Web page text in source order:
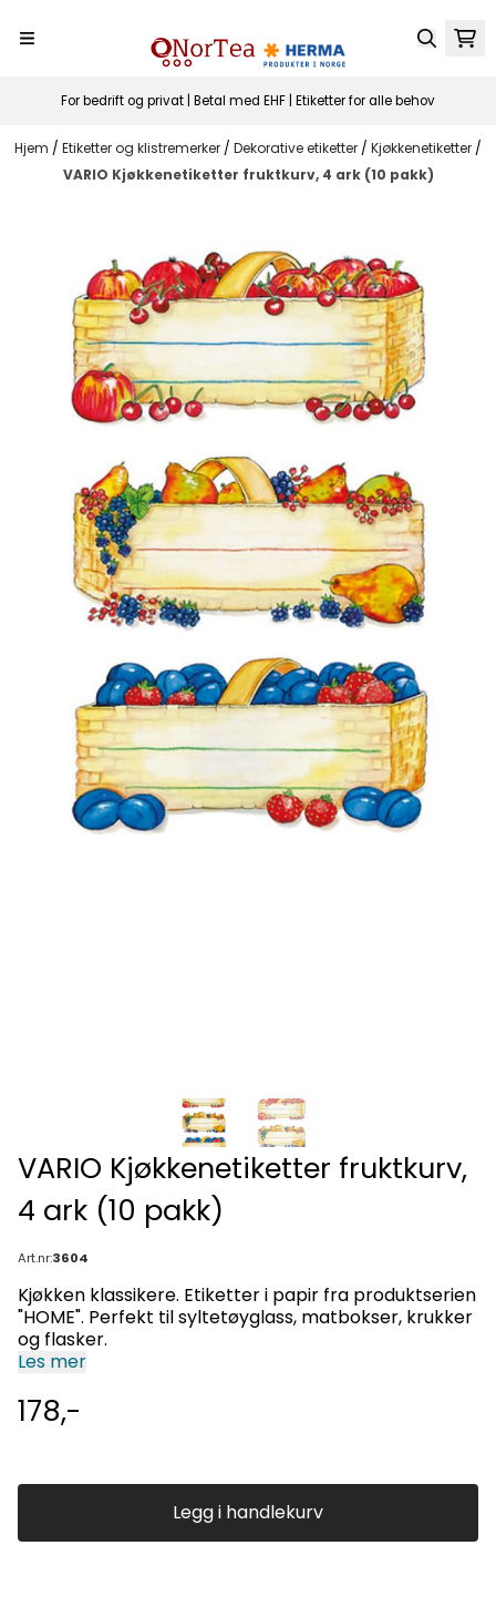
For bedrift og privat | Betal med EHF | Etiketter for alle behov
Hjem / Etiketter og klistremerker / Dekorative etiketter / Kjøkkenetiketter /
VARIO Kjøkkenetiketter fruktkurv, 4 ark (10 pakk)
VARIO Kjøkkenetiketter fruktkurv,
4 ark (10 pakk)
Art.nr:3604
Kjøkken klassikere. Etiketter i papir fra produktserien
"HOME". Perfekt til syltetøyglass, matbokser, krukker
og flasker.
Les mer
178,-
Legg i handlekurv